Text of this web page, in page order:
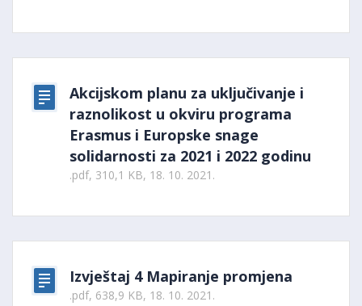
Akcijskom planu za uključivanje i
raznolikost u okviru programa
Erasmus i Europske snage
solidarnosti za 2021 i 2022 godinu
.pdf, 310,1 KB, 18. 10. 2021.
Izvještaj 4 Mapiranje promjena
.pdf, 638,9 KB, 18. 10. 2021.